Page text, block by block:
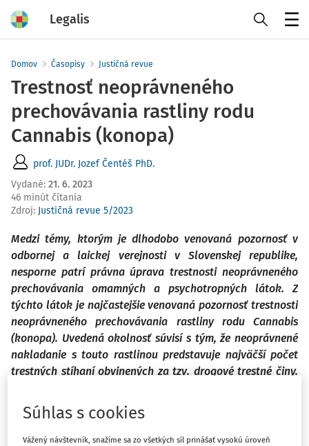
Legalis
Domov Časopisy Justičná revue
Trestnosť neoprávneného
prechovávania rastliny rodu
Cannabis (konopa)
prof. JUDr. Jozef Čentéš PhD.
Vydané: 21. 6. 2023
46 minút čítania
Zdroj: Justičná revue 5/2023
Medzi témy, ktorým je dlhodobo venovaná pozornosť v
odbornej a laickej verejnosti v Slovenskej republike,
nesporne patrí právna úprava trestnosti neoprávneného
prechovávania omamných a psychotropných látok. Z
týchto látok je najčastejšie venovaná pozornosť trestnosti
neoprávneného prechovávania rastliny rodu Cannabis
(konopa). Uvedená okolnosť súvisí s tým, že neoprávnené
nakladanie s touto rastlinou predstavuje najväčší počet
trestných stíhaní obvinených za tzv. drogové trestné činy.
vnímaná a má dosah aj na efektivitu činnosti orgánov
aplikácie práva v trestnom konaní. S prihliadnutím na
tieto okolnosti v článku zameriavame pozornosť na
Súhlas s cookies
Vážený návštevník, snažíme sa zo všetkých síl prinášať vysokú úroveň